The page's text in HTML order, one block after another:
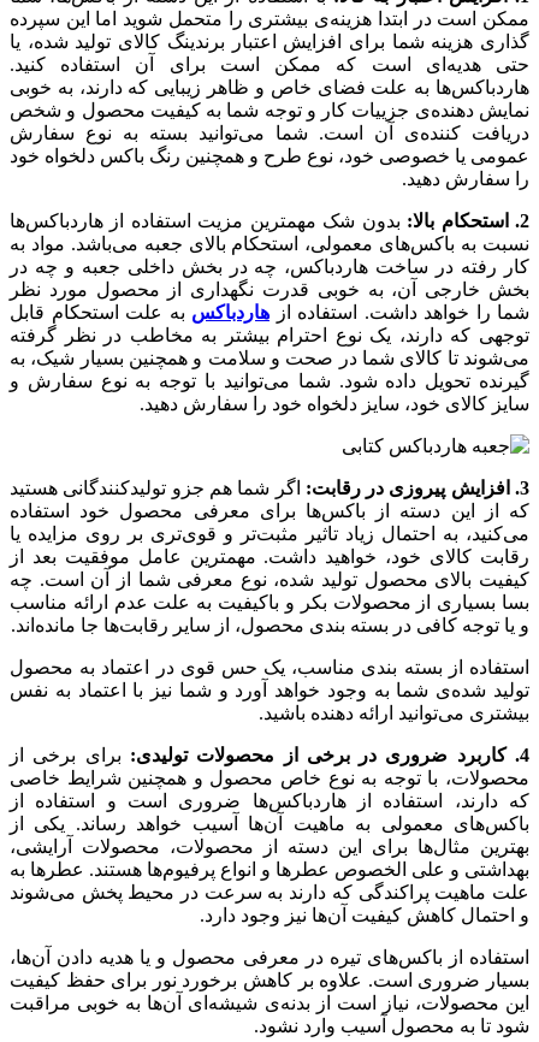
ممکن است در ابتدا هزینه‌ی بیشتری را متحمل شوید اما این سپرده
گذاری هزینه شما برای افزایش اعتبار برندینگ کالای تولید شده، یا
حتی هدیه‌ای است که ممکن است برای آن استفاده کنید.
هاردباکس‌ها به علت فضای خاص و ظاهر زیبایی که دارند، به خوبی
نمایش دهنده‌ی جزییات کار و توجه شما به کیفیت محصول و شخص
دریافت کننده‌ی آن است. شما می‌توانید بسته به نوع سفارش
عمومی یا خصوصی خود، نوع طرح و همچنین رنگ باکس دلخواه خود
را سفارش دهید.
2. استحکام بالا:
بدون شک مهمترین مزیت استفاده از هاردباکس‌ها
نسبت به باکس‌های معمولی، استحکام بالای جعبه می‌باشد. مواد به
کار رفته در ساخت هاردباکس، چه در بخش داخلی جعبه و چه در
بخش خارجی آن، به خوبی قدرت نگهداری از محصول مورد نظر
شما را خواهد داشت. استفاده از هاردباکس‌ به علت استحکام قابل
توجهی که دارند، یک نوع احترام بیشتر به مخاطب در نظر گرفته
می‌شوند تا کالای شما در صحت و سلامت و همچنین بسیار شیک، به
گیرنده تحویل داده شود. شما می‌توانید با توجه به نوع سفارش و
سایز کالای خود، سایز دلخواه خود را سفارش دهید.
3. افزایش پیروزی در رقابت:
اگر شما هم جزو تولیدکنندگانی هستید
که از این دسته از باکس‌ها برای معرفی محصول خود استفاده
می‌کنید، به احتمال زیاد تاثیر مثبت‌تر و قوی‌تری بر روی مزایده یا
رقابت کالای خود، خواهید داشت. مهمترین عامل موفقیت بعد از
کیفیت بالای محصول تولید شده، نوع معرفی شما از آن است. چه
بسا بسیاری از محصولات بکر و باکیفیت به علت عدم ارائه مناسب
و یا توجه کافی در بسته بندی محصول، از سایر رقابت‌ها جا مانده‌اند.
استفاده از بسته بندی مناسب، یک حس قوی در اعتماد به محصول
تولید شده‌ی شما به وجود خواهد آورد و شما نیز با اعتماد به نفس
بیشتری می‌توانید ارائه دهنده باشید.
4. کاربرد ضروری در برخی از محصولات تولیدی:
برای برخی از
محصولات، با توجه به نوع خاص محصول و همچنین شرایط خاصی
که دارند، استفاده از هاردباکس‌ها ضروری است و استفاده از
باکس‌های معمولی به ماهیت آن‌ها آسیب خواهد رساند. یکی از
بهترین مثال‌ها برای این دسته از محصولات، محصولات آرایشی،
بهداشتی و علی الخصوص عطرها و انواع پرفیوم‌ها هستند. عطرها به
علت ماهیت پراکندگی که دارند به سرعت در محیط پخش می‌شوند
و احتمال کاهش کیفیت آن‌ها نیز وجود دارد.
استفاده از باکس‌های تیره در معرفی محصول و یا هدیه دادن‌ آن‌ها،
بسیار ضروری است. علاوه بر کاهش برخورد نور برای حفظ کیفیت
این محصولات، نیاز است از بدنه‌ی شیشه‌ای آن‌ها به خوبی مراقبت
شود تا به محصول آسیب وارد نشود.